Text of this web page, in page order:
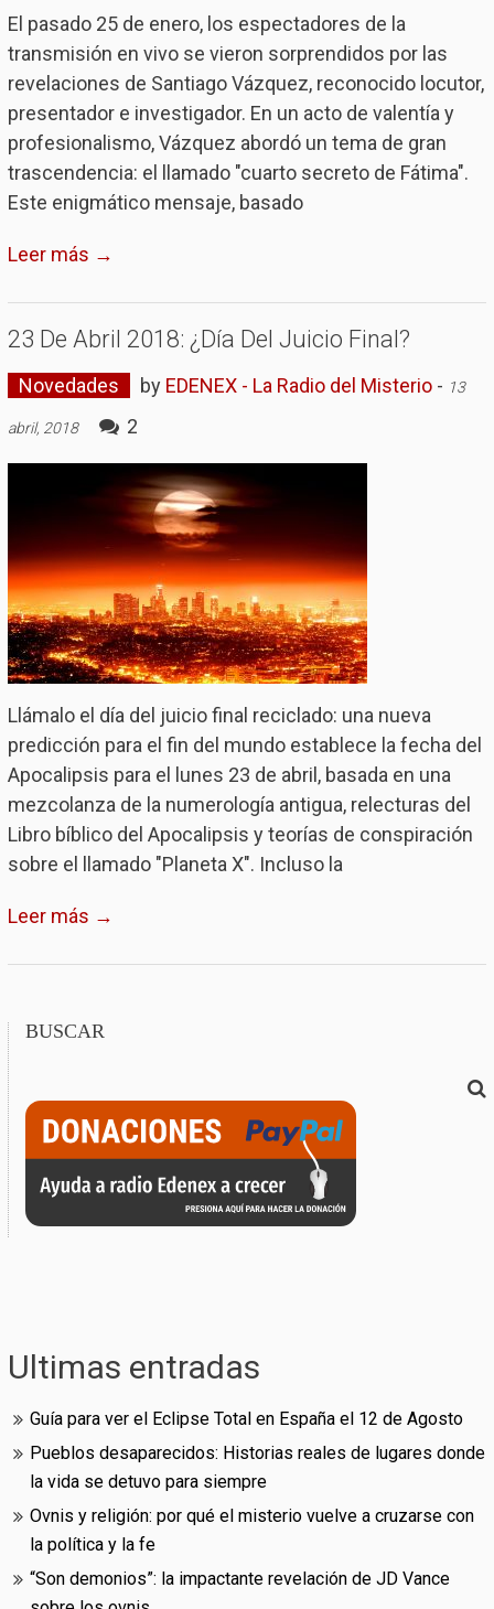
El pasado 25 de enero, los espectadores de la
transmisión en vivo se vieron sorprendidos por las
revelaciones de Santiago Vázquez, reconocido locutor,
presentador e investigador. En un acto de valentía y
profesionalismo, Vázquez abordó un tema de gran
trascendencia: el llamado "cuarto secreto de Fátima".
Este enigmático mensaje, basado
Leer más →
23 De Abril 2018: ¿Día Del Juicio Final?
Novedades by EDENEX - La Radio del Misterio- 13
abril, 2018 2
Llámalo el día del juicio final reciclado: una nueva
predicción para el fin del mundo establece la fecha del
Apocalipsis para el lunes 23 de abril, basada en una
mezcolanza de la numerología antigua, relecturas del
Libro bíblico del Apocalipsis y teorías de conspiración
sobre el llamado "Planeta X". Incluso la
Leer más →
BUSCAR
Ultimas entradas
Guía para ver el Eclipse Total en España el 12 de Agosto
Pueblos desaparecidos: Historias reales de lugares donde
la vida se detuvo para siempre
Ovnis y religión: por qué el misterio vuelve a cruzarse con
la política y la fe
“Son demonios”: la impactante revelación de JD Vance